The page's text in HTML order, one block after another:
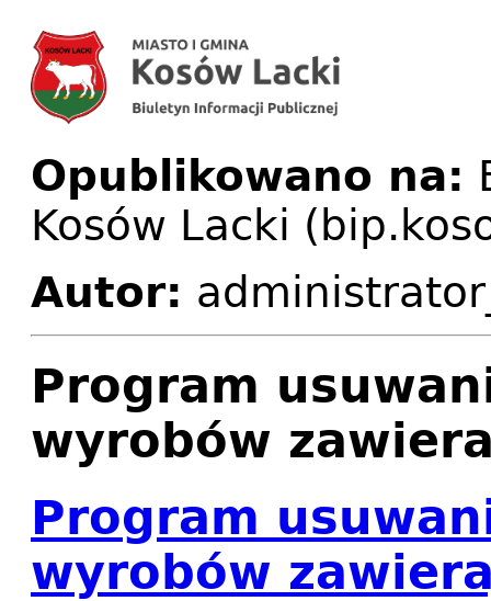
Opublikowano na:
Kosów Lacki
Autor:
Program
wyrobów
Program
wyrobów